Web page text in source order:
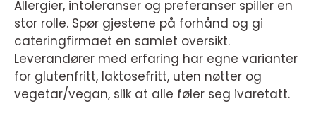
Allergier, intoleranser og preferanser spiller en
stor rolle. Spør gjestene på forhånd og gi
cateringfirmaet en samlet oversikt.
Leverandører med erfaring har egne varianter
for glutenfritt, laktosefritt, uten nøtter og
vegetar/vegan, slik at alle føler seg ivaretatt.